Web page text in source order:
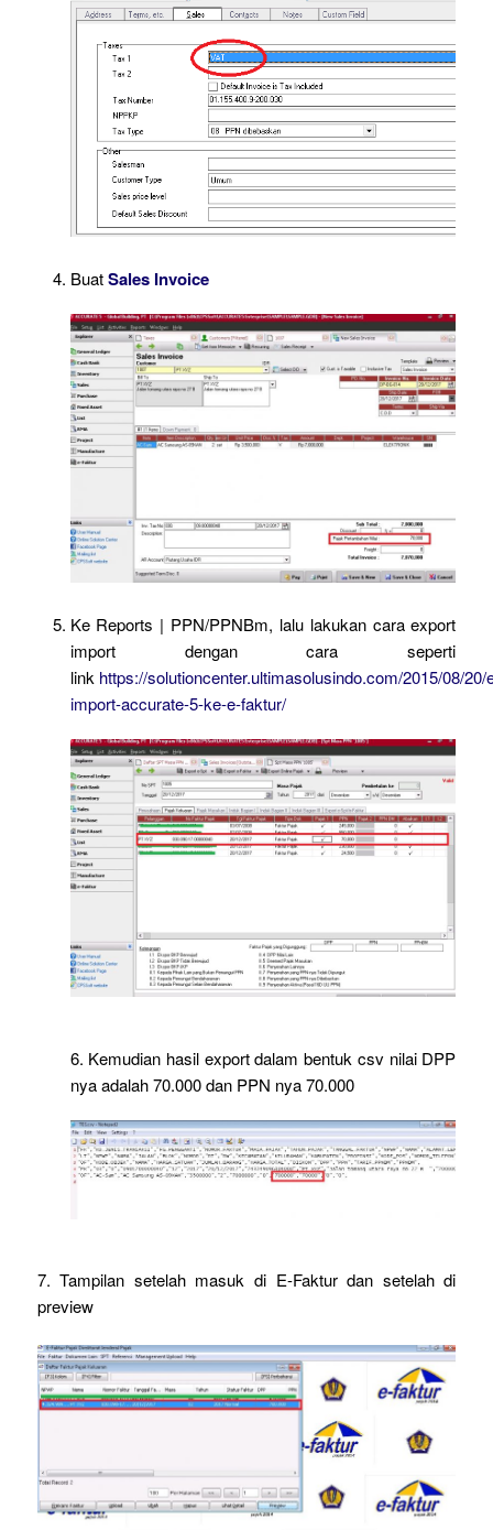
BuatSales Invoice
Ke Reports | PPN/PPNBm, lalu lakukan cara export
import dengan cara seperti
link https://solutioncenter.ultimasolusindo.com/2015/08/20/
import-accurate-5-ke-e-faktur/
6. Kemudian hasil export dalam bentuk csv nilai DPP
nya adalah 70.000 dan PPN nya 70.000
7. Tampilan setelah masuk di E-Faktur dan setelah di
preview